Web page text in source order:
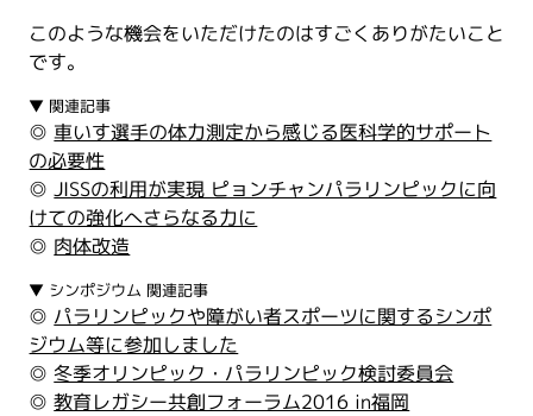
このような機会をいただけたのはすごくありがたいこと
です。
▼ 関連記事
◎車いす選手の体力測定から感じる医科学的サポート
の必要性
◎JISSの利用が実現 ピョンチャンパラリンピックに向
けての強化へさらなる力に
◎ 肉体改造
▼ シンポジウム 関連記事
◎ パラリンピックや障がい者スポーツに関するシンポ
ジウム等に参加しました
◎冬季オリンピック・パラリンピック検討委員会
◎教育レガシー共創フォーラム2016 in福岡